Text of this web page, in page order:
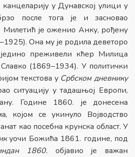
у Дунавској улици у
после тога је и засновао
Милетић је оженио Анку, рођену
Она му је родила деветоро
преживели кћер Милица
(1869–1934). У политички
текстова у Србском дневнику
ситуацију у тадашњој Европи,
Године 1860. је донесена
којом се укинуло Војводство
као посебна крунска област. У
уочи Божића 1861. године, под
1860. објавио је важан